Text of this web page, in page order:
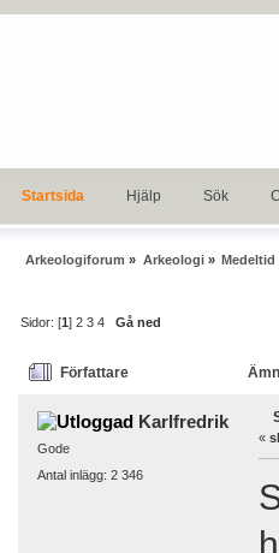
Startsida Hjälp Sök
Arkeologiforum » Arkeologi» Medeltid
Sidor: [1]2 3 4 Gå ned
Författare
Karlfredrik
Gode
Antal inlägg: 2 346
«